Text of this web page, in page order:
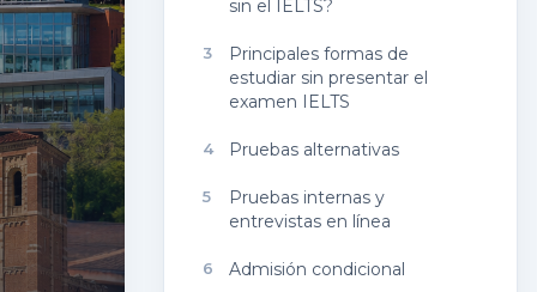
sin el IELTS?
3
Principales formas de
estudiar sin presentar el
examen IELTS
4 Pruebas alternativas
5
Pruebas internas y
entrevistas en línea
6 Admisión condicional